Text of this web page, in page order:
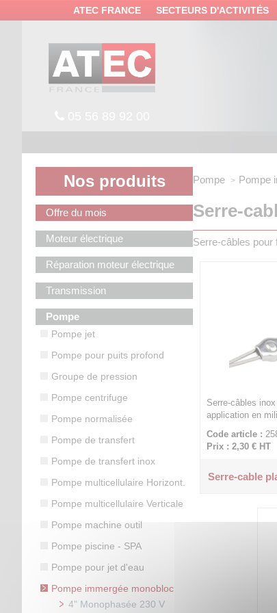
ATEC FRANCE SECTEURS D'ACTIVITÉS
Nos produits
Offre du mois
Moteur électrique
Réparation moteur électrique
Transmission
Pompe
Pompe jet
Pompe pour puits profond
Groupe de pression
Pompe centrifuge
Pompe normalisée
Pompe de transfert
Pompe de transfert inox
Pompe multicellulaire Horizont.
Pompe multicellulaire Verticale
Pompe machine outil
Pompe piscine - SPA
Pompe pour jet d'eau
Pompe immergée monobloc
4" Monophasée 230 V
Pompe Pompe
Serre-
Serre-câbles pour
Serre-câbles
application en
Code article :
Prix : 2,30 € HT
Serre-cable
Panneau de gestion des cookies